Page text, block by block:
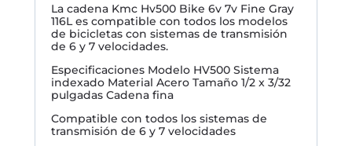
La cadena Kmc Hv500 Bike 6v 7v Fine Gray
116L es compatible con todos los modelos
de bicicletas con sistemas de transmisión
de 6 y 7 velocidades.
Especificaciones Modelo HV500 Sistema
indexado Material Acero Tamaño 1/2 x 3/32
pulgadas Cadena fina
Compatible con todos los sistemas de
transmisión de 6 y 7 velocidades